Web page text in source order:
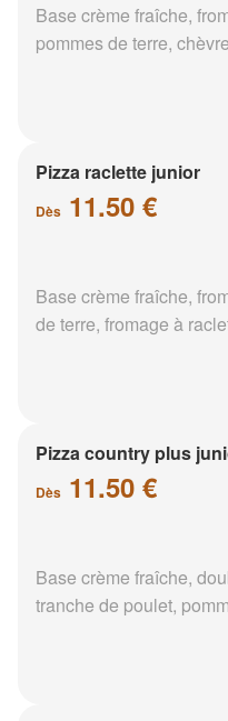
Base crème fraîche,
pommes de terre,
Pizza raclette junior
Dès 11.50 €
Base crème fraîche,
de terre, fromage à
Pizza country plus
Dès 11.50 €
Base crème fraîche,
tranche de poulet,